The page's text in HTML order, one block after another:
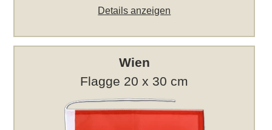
Details anzeigen
Wien
Flagge 20 x 30 cm